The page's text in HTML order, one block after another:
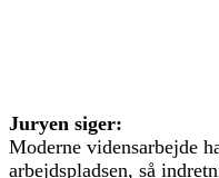
Juryen siger:
Moderne vidensarbejde
arbejdspladsen, så